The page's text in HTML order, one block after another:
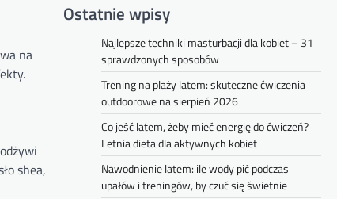
na
shea,
Ostatnie wpisy
Najlepsze techniki masturbacji dla kobiet – 31
sprawdzonych sposobów
Trening na plaży latem: skuteczne ćwiczenia
outdoorowe na sierpień 2026
Co jeść latem, żeby mieć energię do ćwiczeń?
Letnia dieta dla aktywnych kobiet
Nawodnienie latem: ile wody pić podczas
upałów i treningów, by czuć się świetnie